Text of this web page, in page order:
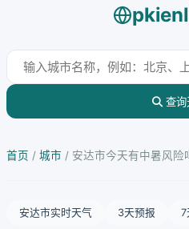
查询
首页 / 城市 / 安达市今天有中暑风险
安达市实时天气 3天预报 7